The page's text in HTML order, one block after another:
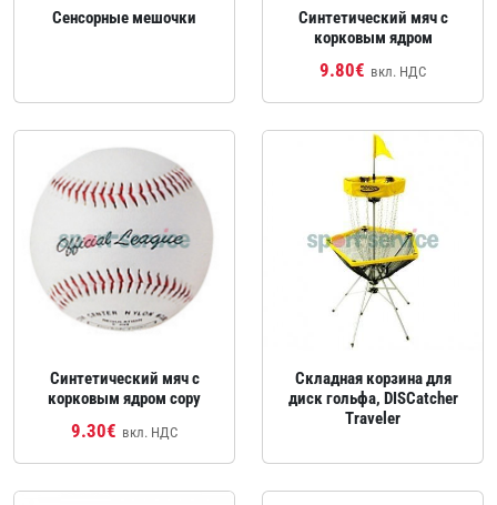
Сенсорные мешочки
Синтетический мяч с
корковым ядром
9.80€ вкл. НДС
Синтетический мяч с
корковым ядром copy
9.30€ вкл. НДС
Складная корзина для
диск гольфа, DISCatcher
Traveler